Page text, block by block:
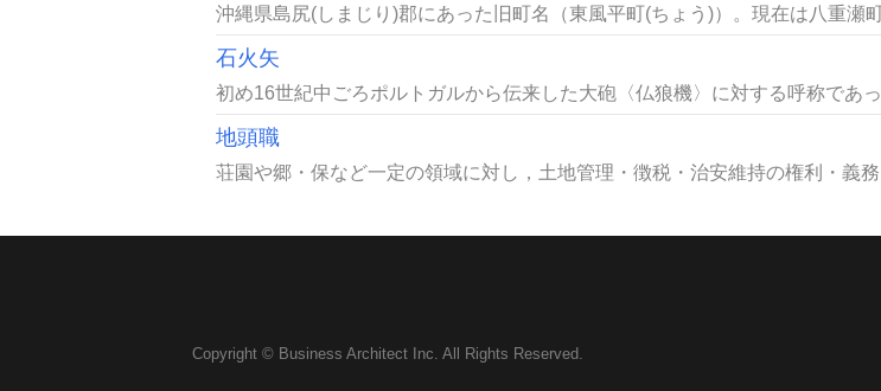
沖縄県島尻(しまじり)郡にあった旧町名（東風平町(ちょう)）。現在は八重瀬
石火矢
初め16世紀中ごろポルトガルから伝来した大砲〈仏狼機〉に対する呼称であ
地頭職
荘園や郷・保など一定の領域に対し，土地管理・徴税・治安維持の権利・義
Copyright © Business Architect Inc. All Rights Reserved.